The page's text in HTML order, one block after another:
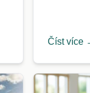
Číst více